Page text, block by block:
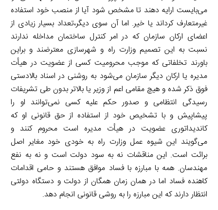
می‌بایست ارایه دهند تا مشخص شود آیا از منصب خود استفاده
غیرمتعارف کرداند یا خیر. اما آن سوی دیگر،تعداد بسیار زیادی از
اعضای ارکان سازمان که در امر کنترل ساختمان مداخله ندارند
نسبت به این تصمیم وزارت راه و شهرسازی معترضند و براین
باورند تخلفاتی که موجب محرومیت کسی از عضویت در هیأت
مدیره یا ارکان دیگر سازمان می‌شود به روشنی در اسناد بالادستی
فوق ذکر شده و هیچ مقامی اعم از وزیر یا بالاتر بدون طی تشریفات
رسیدگی انتظامی و صدور حکم علیه کسی نمی‌توانند او را
پیشاپیش و با تشخیص خود از استفاده از حق قانونی او که
کاندیداتوری عضویت در هیأت مدیره است محروم کنند و
می‌گویند این شیوه عمل وزارت راه به خودی خود مغایر اصل
برائت است. این مناقشات نه به سود دولت است و نه به نفع
مهندسان. همه با مبارزه با فساد موافق هستند و حامی اقدامات
کاهنده فساد اما در همان زمان همگان از دولت و دستگاه دولتی
انتظار دارند که این مبارزه را به روشی قانونی انجام دهد.